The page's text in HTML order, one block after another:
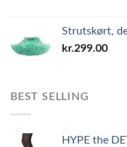
Strutskørt,
kr.299.00
BEST SELLING
HYPE the